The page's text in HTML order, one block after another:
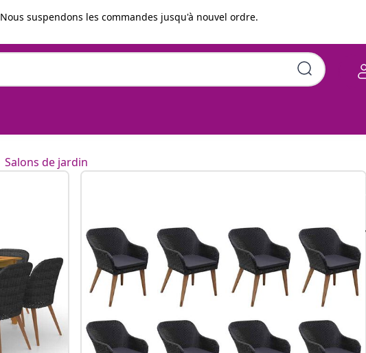
Nous suspendons les commandes jusqu'à nouvel ordre.
Salons de jardin